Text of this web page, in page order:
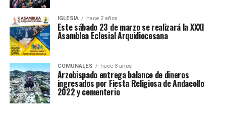
IGLESIA hace 2 años
Este sábado 23 de marzo se realizará la XXXI
Asamblea Eclesial Arquidiocesana
COMUNALES hace 3 años
Arzobispado entrega balance de dineros
ingresados por Fiesta Religiosa de Andacollo
2022 y cementerio